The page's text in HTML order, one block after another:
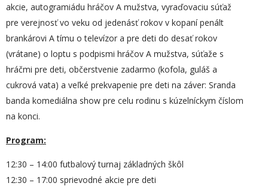
akcie, autogramiádu hráčov A mužstva, vyraďovaciu súťaž
pre verejnosť vo veku od jedenásť rokov v kopaní penált
brankárovi A tímu o televízor a pre deti do desať rokov
(vrátane) o loptu s podpismi hráčov A mužstva, súťaže s
hráčmi pre deti, občerstvenie zadarmo (kofola, guláš a
cukrová vata) a veľké prekvapenie pre deti na záver: Sranda
banda komediálna show pre celu rodinu s kúzelníckym číslom
na konci.
Program:
12:30 – 14:00 futbalový turnaj základných škôl
12:30 – 17:00 sprievodné akcie pre deti